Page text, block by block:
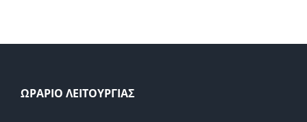
ΩΡΑΡΙΟ ΛΕΙΤΟΥΡΓΙΑΣ